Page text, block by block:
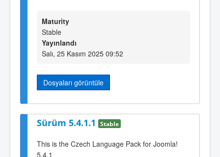
Maturity
Stable
Yayınlandı
Salı, 25 Kasım 2025 09:52
Dosyaları görüntüle
Sürüm 5.4.1.1 Stable
This is the Czech Language Pack for Joomla!
5.4.1